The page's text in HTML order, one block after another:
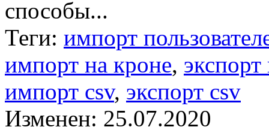
способы...
Теги: импорт
импорт на кроне,
импорт csv, экспорт csv
Изменен: 25.07.2020